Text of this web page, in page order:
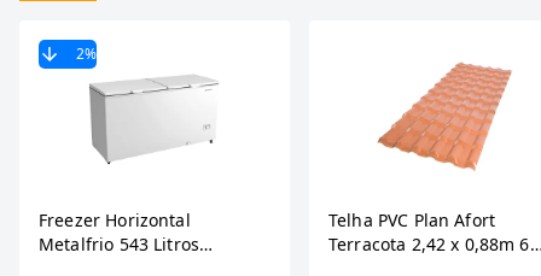
2%
Freezer Horizontal
Metalfrio 543 Litros
Telha PVC Plan Afort
Terracota 2,42 x 0,88m 6